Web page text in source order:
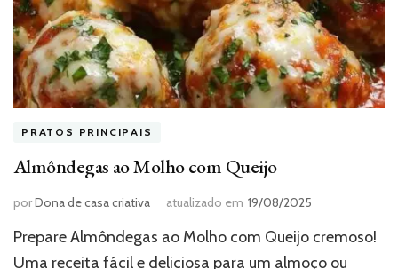
PRATOS PRINCIPAIS
Almôndegas ao Molho com Queijo
porDona de casa criativa atualizado em 19/08/2025
Prepare Almôndegas ao Molho com Queijo cremoso!
Uma receita fácil e deliciosa para um almoço ou